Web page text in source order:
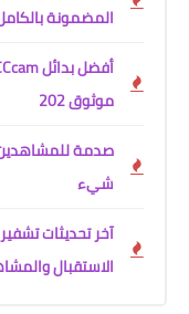
المضمونة بالكامل
موثوق 202
صدمة
شيء
آخر تحديثات
الاستقبال